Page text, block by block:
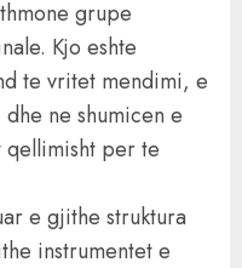
grupe
Kjo eshte
te vritet mendimi, e
ne shumicen e
qellimisht per te
e gjithe struktura
instrumentet e